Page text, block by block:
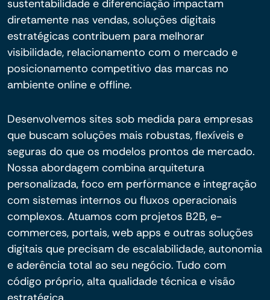
sustentabilidade e diferenciação impactam
diretamente nas vendas, soluções digitais
estratégicas contribuem para melhorar
visibilidade, relacionamento com o mercado e
posicionamento competitivo das marcas no
ambiente online e offline.
Desenvolvemos sites sob medida para empresas
que buscam soluções mais robustas, flexíveis e
seguras do que os modelos prontos de mercado.
Nossa abordagem combina arquitetura
personalizada, foco em performance e integração
com sistemas internos ou fluxos operacionais
complexos. Atuamos com projetos B2B, e-
commerces, portais, web apps e outras soluções
digitais que precisam de escalabilidade, autonomia
e aderência total ao seu negócio. Tudo com
código próprio, alta qualidade técnica e visão